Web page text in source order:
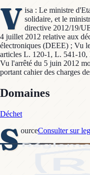
V isa : Le ministre
solidaire, et le
directive 2012/19/
4 juillet 2012 relative aux
électroniques (DEEE) ; Vu
articles L. 120-1, L. 541-
Vu l'arrêté du 5 juin 2012
portant cahier des charges
Domaines
Déchet
S ourceConsulter sur